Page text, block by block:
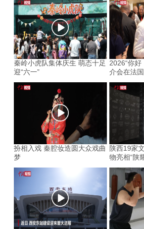
秦岭小虎队集体庆生 萌态十足
迎“六一”
2026“你好
介会在法
扮相入戏 秦腔妆造圆大众戏曲
梦
陕西19家
物亮相“陕